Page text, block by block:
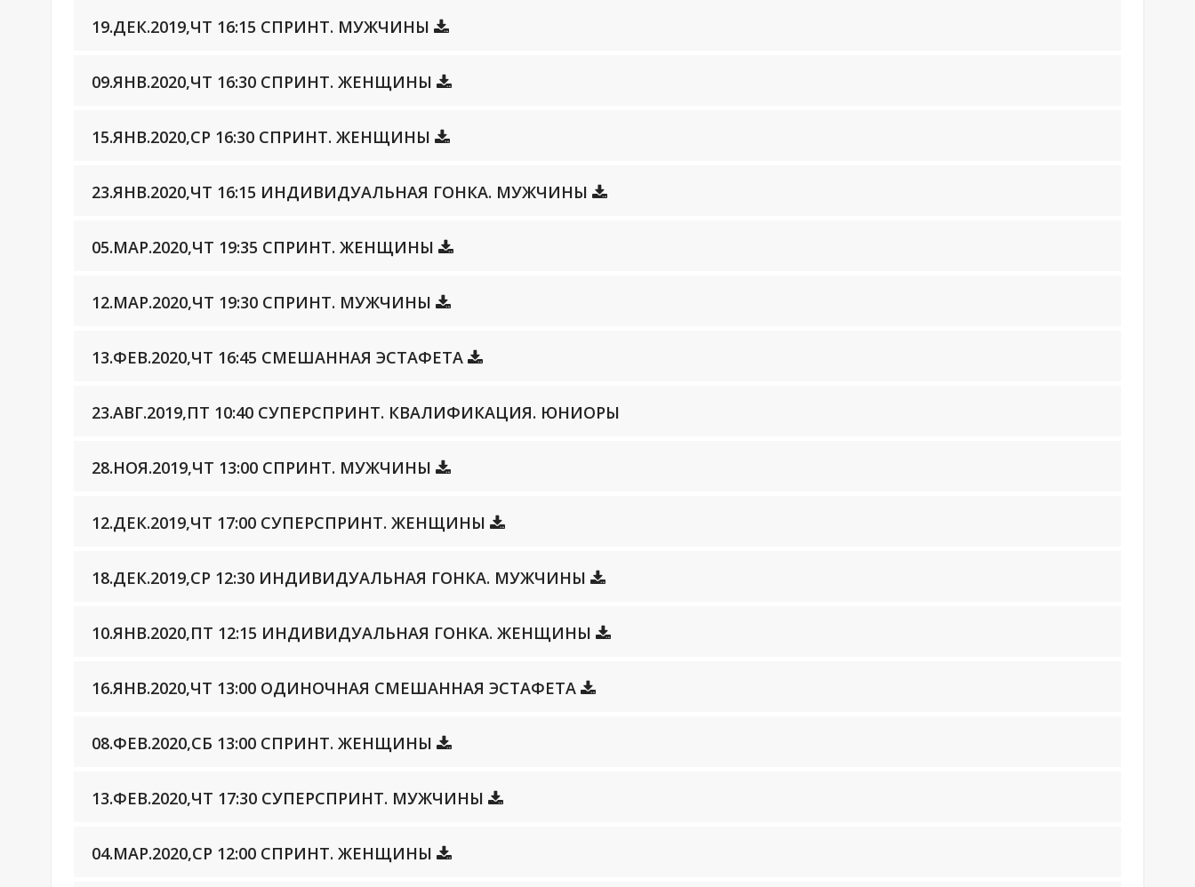
19.ДЕК.2019,ЧТ 16:15 СПРИНТ. МУЖЧИНЫ
09.ЯНВ.2020,ЧТ 16:30 СПРИНТ. ЖЕНЩИНЫ
15.ЯНВ.2020,СР 16:30 СПРИНТ. ЖЕНЩИНЫ
23.ЯНВ.2020,ЧТ 16:15 ИНДИВИДУАЛЬНАЯ ГОНКА. МУЖЧИНЫ
05.МАР.2020,ЧТ 19:35 СПРИНТ. ЖЕНЩИНЫ
12.МАР.2020,ЧТ 19:30 СПРИНТ. МУЖЧИНЫ
13.ФЕВ.2020,ЧТ 16:45 СМЕШАННАЯ ЭСТАФЕТА
23.АВГ.2019,ПТ 10:40 СУПЕРСПРИНТ. КВАЛИФИКАЦИЯ. ЮНИОРЫ
28.НОЯ.2019,ЧТ 13:00 СПРИНТ. МУЖЧИНЫ
12.ДЕК.2019,ЧТ 17:00 СУПЕРСПРИНТ. ЖЕНЩИНЫ
18.ДЕК.2019,СР 12:30 ИНДИВИДУАЛЬНАЯ ГОНКА. МУЖЧИНЫ
10.ЯНВ.2020,ПТ 12:15 ИНДИВИДУАЛЬНАЯ ГОНКА. ЖЕНЩИНЫ
16.ЯНВ.2020,ЧТ 13:00 ОДИНОЧНАЯ СМЕШАННАЯ ЭСТАФЕТА
08.ФЕВ.2020,СБ 13:00 СПРИНТ. ЖЕНЩИНЫ
13.ФЕВ.2020,ЧТ 17:30 СУПЕРСПРИНТ. МУЖЧИНЫ
04.МАР.2020,СР 12:00 СПРИНТ. ЖЕНЩИНЫ